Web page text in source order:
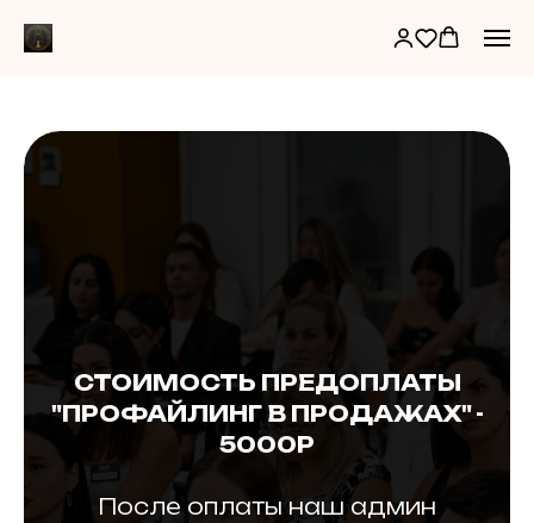
СТОИМОСТЬ ПРЕДОПЛАТЫ
"ПРОФАЙЛИНГ В ПРОДАЖАХ" -
5000Р
После оплаты наш админ